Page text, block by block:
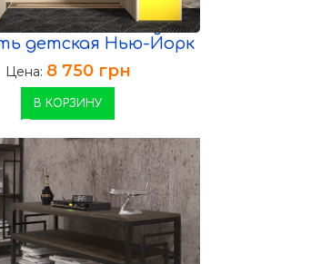
детская Нью-Йорк
Цена: 8 750 грн
В КОРЗИНУ